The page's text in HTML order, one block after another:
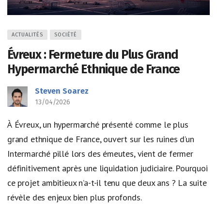
ACTUALITÉS SOCIÉTÉ
Évreux : Fermeture du Plus Grand
Hypermarché Ethnique de France
Steven Soarez
13/04/2026
À Évreux, un hypermarché présenté comme le plus
grand ethnique de France, ouvert sur les ruines d’un
Intermarché pillé lors des émeutes, vient de fermer
définitivement après une liquidation judiciaire. Pourquoi
ce projet ambitieux n’a-t-il tenu que deux ans ? La suite
révèle des enjeux bien plus profonds.